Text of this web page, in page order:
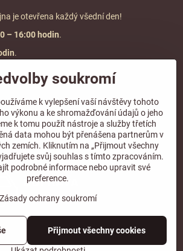
je otevřena každý všední den!
– 16:00 hodin.
.
Kč vč. DPH.
přepravu.
soukromíZásady ochrany soukromí
soukromí
k vylepšení vaší návštěvy tohoto
výkonu a ke shromažďování údajů o jeho
k tomu použít nástroje a služby třetích
data mohou být přenášena partnerům v
zemích. Kliknutím na „Přijmout všechny
svůj souhlas s tímto zpracováním.
podrobné informace nebo upravit své
preference.
Zásady ochrany soukromí
Přijmout všechny cookies